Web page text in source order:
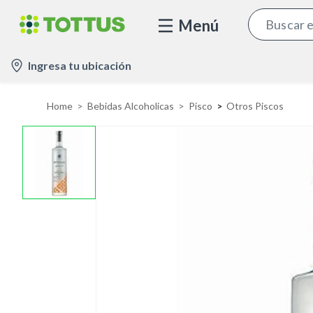
Menú
Ingresa tu ubicación
Home Bebidas Alcoholicas Pisco Otros Piscos